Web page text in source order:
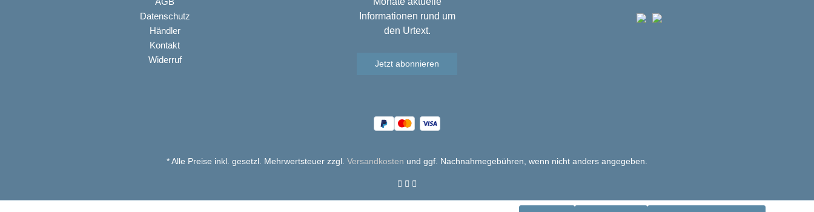
Datenschutz
Händler
Kontakt
Widerruf
Informationen rund um
den Urtext.
Jetzt abonnieren
* Alle Preise inkl. gesetzl. Mehrwertsteuer zzgl. Versandkosten und ggf. Nachnahmegebühren, wenn nicht anders angegeben.